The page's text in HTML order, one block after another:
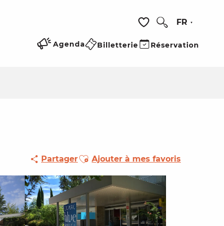
Voir les favoris
FR
Agenda Billetterie Réservation
PartagerAjouter aux favoris
Ajouter à mes favoris